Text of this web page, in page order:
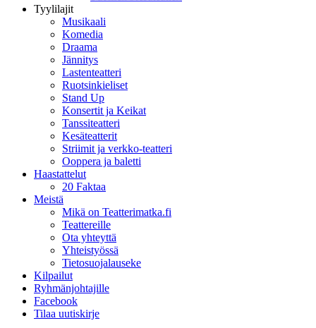
Tyylilajit
Musikaali
Komedia
Draama
Jännitys
Lastenteatteri
Ruotsinkieliset
Stand Up
Konsertit ja Keikat
Tanssiteatteri
Kesäteatterit
Striimit ja verkko-teatteri
Ooppera ja baletti
Haastattelut
20 Faktaa
Meistä
Mikä on Teatterimatka.fi
Teattereille
Ota yhteyttä
Yhteistyössä
Tietosuojalauseke
Kilpailut
Ryhmänjohtajille
Facebook
Tilaa uutiskirje